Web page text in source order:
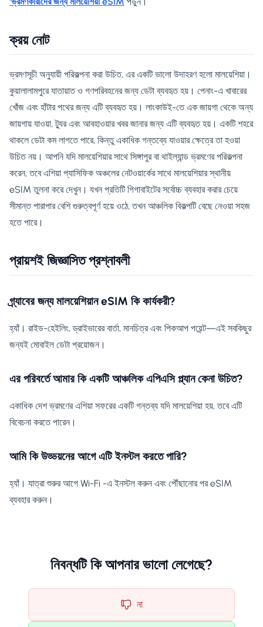
ক্রয় নোট
ভ্রমণসূচী অনুযায়ী পরিকল্পনা করা উচিত, এর একটি ভালো উদাহরণ হলো মালয়েশিয়া।
কুয়ালালামপুরে যাতায়াত ও গণপরিবহনের জন্য ডেটা ব্যবহৃত হয়। পেনাং-এ খাবারের
খোঁজ এবং হাঁটার পথের জন্য এটি ব্যবহৃত হয়। লাংকাউই-তে এক জায়গা থেকে অন্য
জায়গায় যাওয়া, ট্যুর এবং আবহাওয়ার খবর জানার জন্য এটি ব্যবহৃত হয়। একটি শহরে
থাকলে ডেটা কম লাগতে পারে, কিন্তু একাধিক গন্তব্যে যাওয়ার ক্ষেত্রে তা হওয়া
উচিত নয়। আপনি যদি মালয়েশিয়ার সাথে সিঙ্গাপুর বা থাইল্যান্ড ভ্রমণের পরিকল্পনা
করেন, তবে এশিয়া প্যাসিফিক অঞ্চলের নেটওয়ার্কের সাথে মালয়েশিয়ার স্থানীয়
eSIM তুলনা করে দেখুন। যখন প্রতিটি গিগাবাইটের সর্বোচ্চ ব্যবহার করার চেয়ে
সীমান্ত পারাপার বেশি গুরুত্বপূর্ণ হয়ে ওঠে, তখন আঞ্চলিক বিকল্পটি বেছে নেওয়া সহজ
হতে পারে।
প্রায়শই জিজ্ঞাসিত প্রশ্নাবলী
গ্র্যাবের জন্য মালয়েশিয়ান eSIM কি কার্যকরী?
হ্যাঁ। রাইড-হেইলিং, ড্রাইভারের বার্তা, মানচিত্র এবং পিকআপ পয়েন্ট—এই সবকিছুর
জন্যই মোবাইল ডেটা প্রয়োজন।
এর পরিবর্তে আমার কি একটি আঞ্চলিক এপিএসি প্ল্যান কেনা উচিত?
একাধিক দেশ ভ্রমণের এশিয়া সফরের একটি গন্তব্য যদি মালয়েশিয়া হয়, তবে এটি
বিবেচনা করতে পারেন।
আমি কি উড্ডয়নের আগে এটি ইনস্টল করতে পারি?
হ্যাঁ। যাত্রা শুরুর আগে Wi-Fi -এ ইনস্টল করুন এবং পৌঁছানোর পর eSIM
ব্যবহার করুন।
নিবন্ধটি কি আপনার ভালো লেগেছে?
না